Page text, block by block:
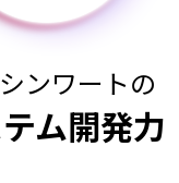
ンワートの
ム開発力